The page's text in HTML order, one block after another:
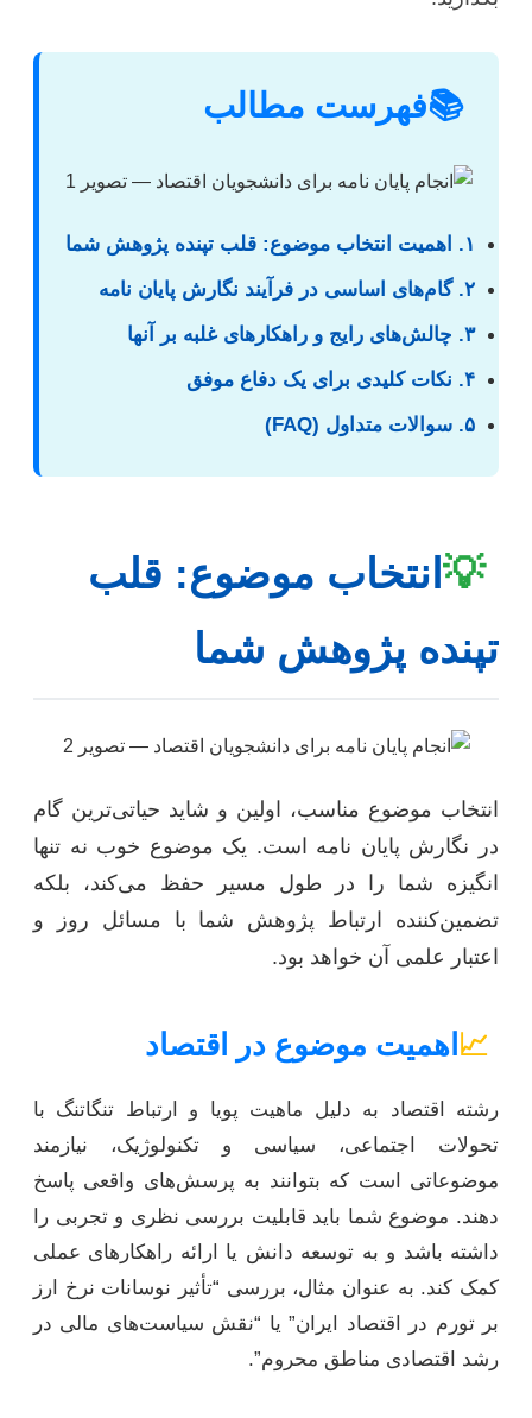
📚فهرست مطالب
۱. اهمیت انتخاب موضوع: قلب تپنده پژوهش شما
۲. گام‌های اساسی در فرآیند نگارش پایان نامه
۳. چالش‌های رایج و راهکارهای غلبه بر آنها
۴. نکات کلیدی برای یک دفاع موفق
۵. سوالات متداول (FAQ)
💡 انتخاب موضوع: قلب
تپنده پژوهش شما
انتخاب موضوع مناسب، اولین و شاید حیاتی‌ترین گام
در نگارش پایان نامه است. یک موضوع خوب نه تنها
انگیزه شما را در طول مسیر حفظ می‌کند، بلکه
تضمین‌کننده ارتباط پژوهش شما با مسائل روز و
اعتبار علمی آن خواهد بود.
📈 اهمیت موضوع در اقتصاد
رشته اقتصاد به دلیل ماهیت پویا و ارتباط تنگاتنگ با
تحولات اجتماعی، سیاسی و تکنولوژیک، نیازمند
موضوعاتی است که بتوانند به پرسش‌های واقعی پاسخ
دهند. موضوع شما باید قابلیت بررسی نظری و تجربی را
داشته باشد و به توسعه دانش یا ارائه راهکارهای عملی
کمک کند. به عنوان مثال، بررسی “تأثیر نوسانات نرخ ارز
بر تورم در اقتصاد ایران” یا “نقش سیاست‌های مالی در
رشد اقتصادی مناطق محروم”.